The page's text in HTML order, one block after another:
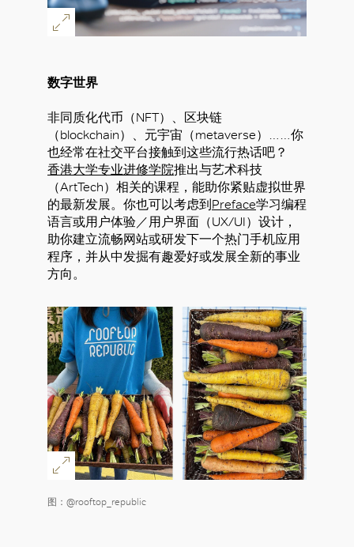
数字世界
非同质化代币（NFT）、区块链
（blockchain）、元宇宙（metaverse）……你
也经常在社交平台接触到这些流行热话吧？
香港大学专业进修学院推出与艺术科技
（ArtTech）相关的课程，能助你紧贴虚拟世界
的最新发展。你也可以考虑到Preface学习编程
语言或用户体验／用户界面（UX/UI）设计，
助你建立流畅网站或研发下一个热门手机应用
程序，并从中发掘有趣爱好或发展全新的事业
方向。
图：@rooftop_republic